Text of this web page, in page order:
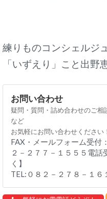
練りものコンシェルジュ
「いずえり」こと出野
お問い合わせ
疑問・質問・詰め合わせのご相
など
お気軽にお問い合わせください！
FAX・メールフォーム受付
２－２７７－１５５５電
く】
TEL:０８２－２７８－１６